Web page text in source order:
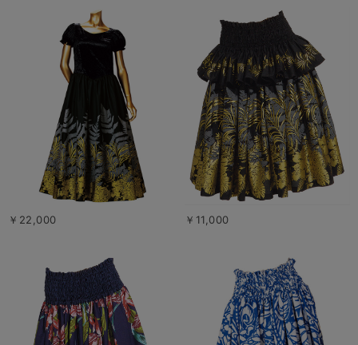
￥22,000 ￥11,000